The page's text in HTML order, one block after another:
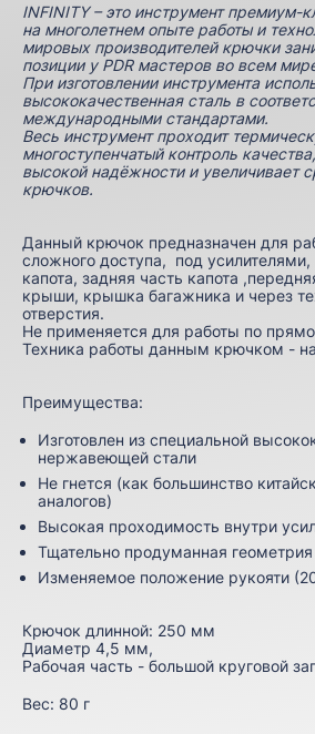
INFINITY – это инструмент премиум-
на многолетнем опыте работы и
мировых производителей крючки
позиции у PDR мастеров во всем
При изготовлении инструмента
высококачественная сталь в
международными стандартами.
Весь инструмент проходит
многоступенчатый контроль
высокой надёжности и увеличивает
крючков.
Данный крючок предназначен для
сложного доступа, под усилителями,
капота, задняя часть капота
крыши, крышка багажника и через
отверстия.
Не применяется для работы по
Техника работы данным крючком -
Преимущества:
Изготовлен из специальной
нержавеющей стали
Не гнется (как большинство
аналогов)
Высокая проходимость внутри
Тщательно продуманная геометрия
Изменяемое положение рукояти
Крючок длинной: 250 мм
Диаметр 4,5 мм,
Рабочая часть - большой круговой
Вес: 80 г